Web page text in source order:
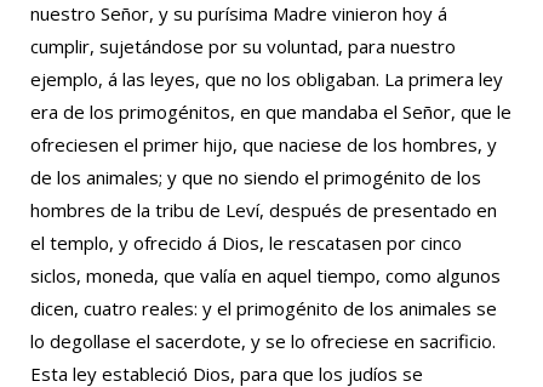
nuestro Señor, y su purísima Madre vinieron hoy á
cumplir, sujetándose por su voluntad, para nuestro
ejemplo, á las leyes, que no los obligaban. La primera ley
era de los primogénitos, en que mandaba el Señor, que le
ofreciesen el primer hijo, que naciese de los hombres, y
de los animales; y que no siendo el primogénito de los
hombres de la tribu de Leví, después de presentado en
el templo, y ofrecido á Dios, le rescatasen por cinco
siclos, moneda, que valía en aquel tiempo, como algunos
dicen, cuatro reales: y el primogénito de los animales se
lo degollase el sacerdote, y se lo ofreciese en sacrificio.
Esta ley estableció Dios, para que los judíos se